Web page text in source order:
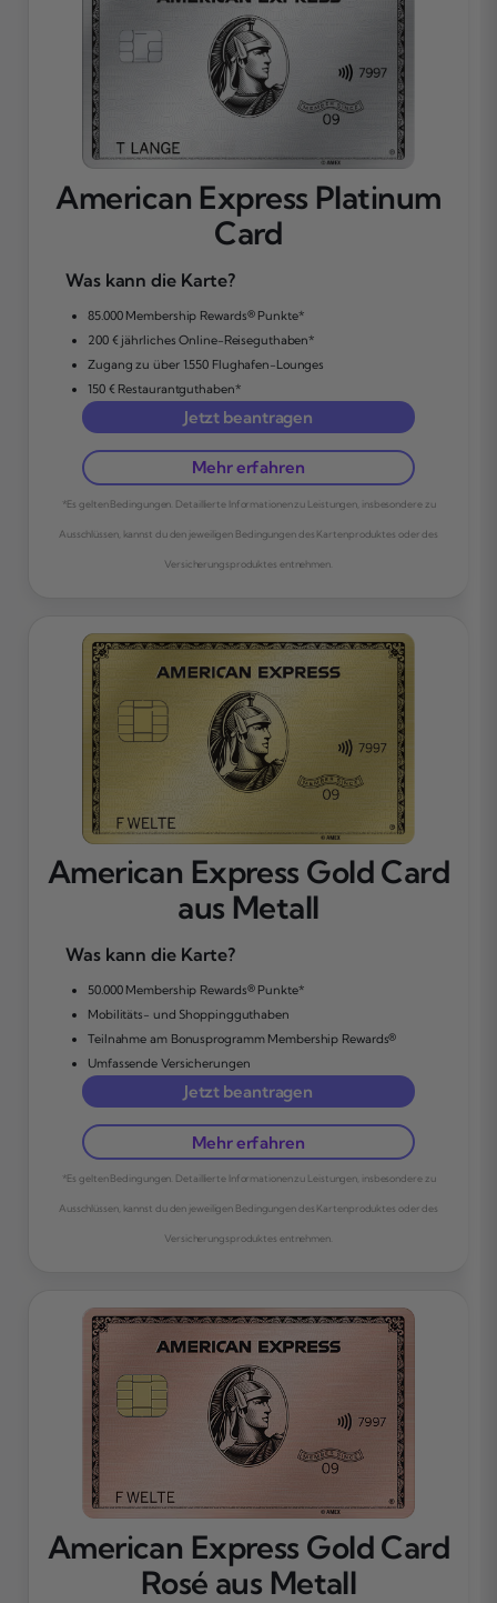
American Express Platinum
Card
Was kann die Karte?
85.000 Membership Rewards® Punkte*
200 € jährliches Online-Reiseguthaben*
Zugang zu über 1.550 Flughafen-Lounges
150 € Restaurantguthaben*
Jetzt beantragen
Mehr erfahren
*Es gelten Bedingungen. Detaillierte Informationen zu Leistungen, insbesondere zu
Ausschlüssen, kannst du den jeweiligen Bedingungen des Kartenproduktes oder des
Versicherungsproduktes entnehmen.
American Express Gold Card
aus Metall
Was kann die Karte?
50.000 Membership Rewards® Punkte*
Mobilitäts- und Shoppingguthaben
Teilnahme am Bonusprogramm Membership Rewards®
Umfassende Versicherungen
Jetzt beantragen
Mehr erfahren
*Es gelten Bedingungen. Detaillierte Informationen zu Leistungen, insbesondere zu
Ausschlüssen, kannst du den jeweiligen Bedingungen des Kartenproduktes oder des
Versicherungsproduktes entnehmen.
American Express Gold Card
Rosé aus Metall